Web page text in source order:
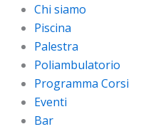
Chi siamo
Piscina
Palestra
Poliambulatorio
Programma Corsi
Eventi
Bar